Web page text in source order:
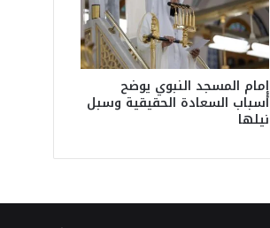
إمام المسجد النبوي يوضح
أسباب السعادة الحقيقية وسبل
نيلها